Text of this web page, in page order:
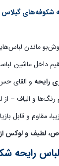
شکوفه‌های گیلاس
ماندن
داخل ماشین
رایحه و القای
و الیاف – از
مقاوم و قابل
لطیف و لوکس
رایحه